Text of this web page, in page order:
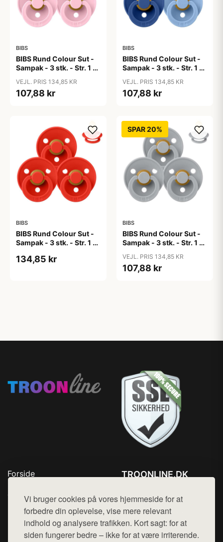
Vi bruger cookies på vores hjemmeside for at
forbedre din oplevelse, vise mere relevant
indhold og analysere trafikken. Kort sagt: for at
siden fungerer bedre – ikke for at være irriterende.
BIBS
BIBS Rund Colour Sut -
Sampak - 3 stk. - Str. 1 -
VEJL. PRIS 134,85 KR
107,88 kr
BIBS
BIBS Rund Colour Sut -
Sampak - 3 stk. - Str. 1 -
VEJL. PRIS 134,85 KR
107,88 kr
BIBS
BIBS Rund Colour Sut -
Sampak - 3 stk. - Str. 1 -
134,85 kr
SPAR 20%
BIBS
BIBS Rund Colour Sut -
Sampak - 3 stk. - Str. 1 -
VEJL. PRIS 134,85 KR
107,88 kr
Forside
Top Rabatter
Blog
Kontakt
TROONLINE.DK
Mail: hej@want.dk
Cookie- og privatlivspolitik